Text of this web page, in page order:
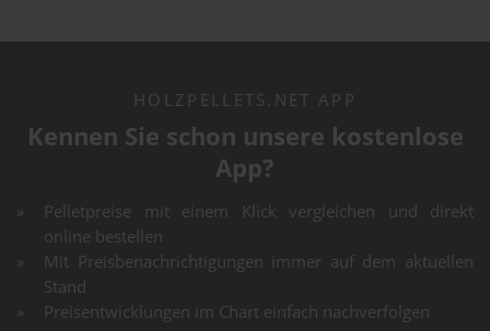
HOLZPELLETS.NET APP
Kennen Sie schon unsere kostenlose
App?
Pelletpreise mit einem Klick vergleichen und direkt
online bestellen
Mit Preisbenachrichtigungen immer auf dem aktuellen
Stand
Preisentwicklungen im Chart einfach nachverfolgen